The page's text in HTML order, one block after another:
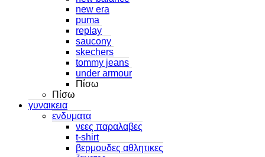
new era
puma
replay
saucony
skechers
tommy jeans
under armour
Πίσω
Πίσω
γυναικεια
ενδυματα
νεες παραλαβες
t-shirt
βερμουδες αθλητικες